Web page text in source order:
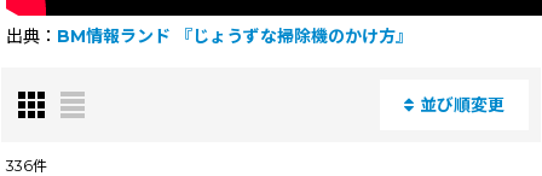
出典： BM情報ランド 『じょうずな掃除機のかけ方』
並び順変更
336件